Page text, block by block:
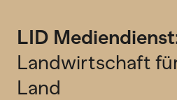
LID
Landwirtschaft
Land